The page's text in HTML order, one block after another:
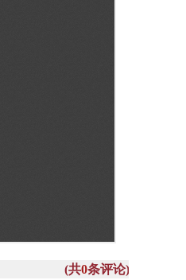
(共0条评论)